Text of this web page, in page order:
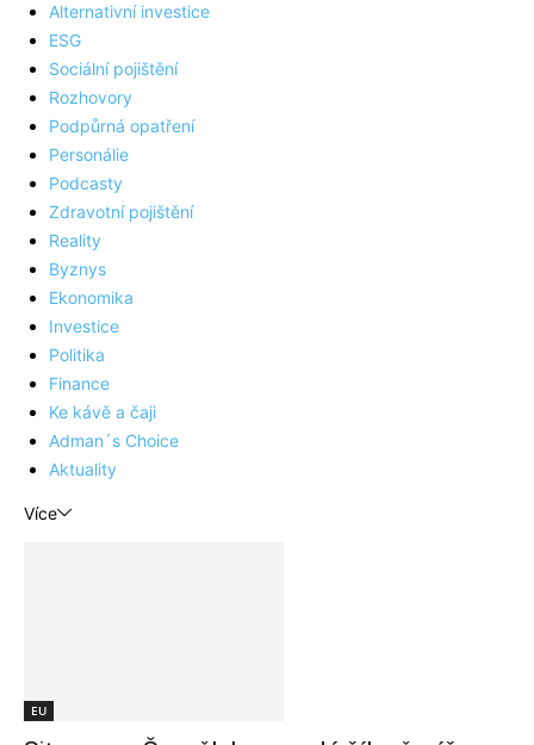
Alternativní investice
ESG
Sociální pojištění
Rozhovory
Podpůrná opatření
Personálie
Podcasty
Zdravotní pojištění
Reality
Byznys
Ekonomika
Investice
Politika
Finance
Ke kávě a čaji
Adman´s Choice
Aktuality
Více
EU